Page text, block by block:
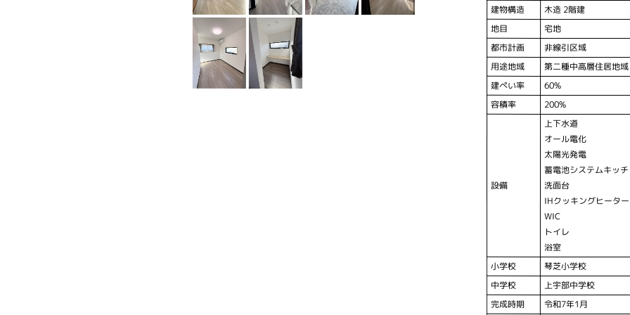
建物構造 木造 2階建
地目 宅地
都市計画 非線引区域
用途地域 第二種中高層住居地域
建ぺい率 60%
容積率 200%
設備
上下水道
オール電化
太陽光発電
蓄電池システムキッ
洗面台
IHクッキングヒーター
WIC
トイレ
浴室
小学校 琴芝小学校
中学校 上宇部中学校
完成時期 令和7年1月